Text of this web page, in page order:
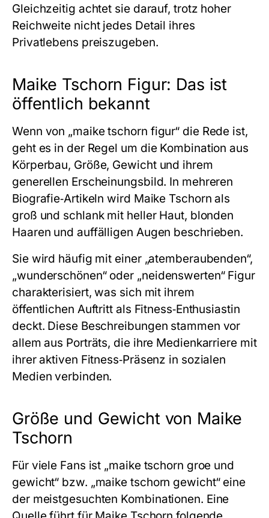
Gleichzeitig achtet sie darauf, trotz hoher
Reichweite nicht jedes Detail ihres
Privatlebens preiszugeben.
Maike Tschorn Figur: Das ist
öffentlich bekannt
Wenn von „maike tschorn figur“ die Rede ist,
geht es in der Regel um die Kombination aus
Körperbau, Größe, Gewicht und ihrem
generellen Erscheinungsbild. In mehreren
Biografie‑Artikeln wird Maike Tschorn als
groß und schlank mit heller Haut, blonden
Haaren und auffälligen Augen beschrieben.
Sie wird häufig mit einer „atemberaubenden“,
„wunderschönen“ oder „neidenswerten“ Figur
charakterisiert, was sich mit ihrem
öffentlichen Auftritt als Fitness‑Enthusiastin
deckt. Diese Beschreibungen stammen vor
allem aus Porträts, die ihre Medienkarriere mit
ihrer aktiven Fitness‑Präsenz in sozialen
Medien verbinden.
Größe und Gewicht von Maike
Tschorn
Für viele Fans ist „maike tschorn groe und
gewicht“ bzw. „maike tschorn gewicht“ eine
der meistgesuchten Kombinationen. Eine